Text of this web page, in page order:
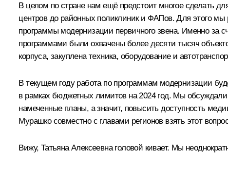
В целом по стране нам ещё предстоит многое сделать
центров до районных поликлиник и ФАПов. Для этого мы
программы модернизации первичного звена. Именно за
программами были охвачены более десяти тысяч
корпуса, закуплена техника, оборудование и
В текущем году работа по программам модернизации
в рамках бюджетных лимитов на 2024 год. Мы обсуждали
намеченные планы, а значит, повысить доступность
Мурашко совместно с главами регионов взять этот
Вижу, Татьяна Алексеевна головой кивает. Мы